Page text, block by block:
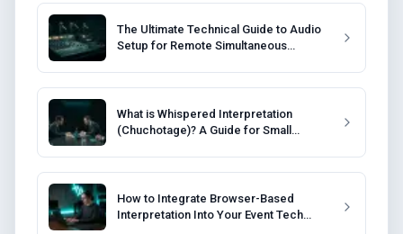
The Ultimate Technical Guide to Audio
Setup for Remote Simultaneous
What is Whispered Interpretation
(Chuchotage)? A Guide for Small
How to Integrate Browser-Based
Interpretation Into Your Event Tech